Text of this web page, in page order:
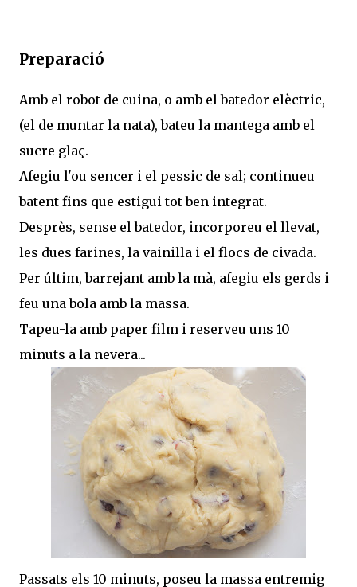
Preparació
Amb el robot de cuina, o amb el batedor elèctric,
(el de muntar la nata), bateu la mantega amb el
sucre glaç.
Afegiu l'ou sencer i el pessic de sal; continueu
batent fins que estigui tot ben integrat.
Desprès, sense el batedor, incorporeu el llevat,
les dues farines, la vainilla i el flocs de civada.
Per últim, barrejant amb la mà, afegiu els gerds i
feu una bola amb la massa.
Tapeu-la amb paper film i reserveu uns 10
minuts a la nevera...
Passats els 10 minuts, poseu la massa entremig